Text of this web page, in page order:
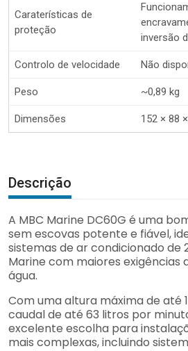
Caraterísticas de
proteção
inversão
Controlo de velocidade Não
Peso ~0,89 kg
Dimensões 152 × 88
Descrição
A MBC Marine DC60G é uma
sem escovas potente e fiável,
sistemas de ar condicionado de
Marine com maiores exigências
água.
Com uma altura máxima de até
caudal de até 63 litros por
excelente escolha para
mais complexas, incluindo